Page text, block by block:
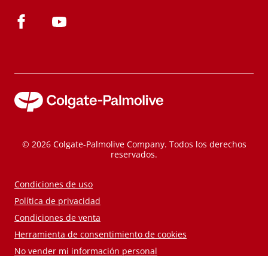
© 2026 Colgate-Palmolive Company. Todos los derechos
reservados.
Condiciones de uso
Política de privacidad
Condiciones de venta
Herramienta de consentimiento de cookies
No vender mi información personal